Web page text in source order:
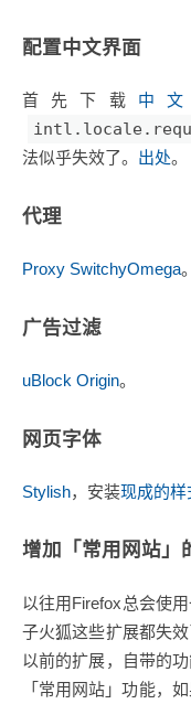
配置中文界面
首先下载 中
法似乎失效了。 出处。
代理
Proxy SwitchyOmega。
广告过滤
uBlock Origin。
网页字体
Stylish，安装现成的样
增加「常用网站」
以往用Firefox总会使
子火狐这些扩展都失
以前的扩展，自带的
「常用网站」功能，